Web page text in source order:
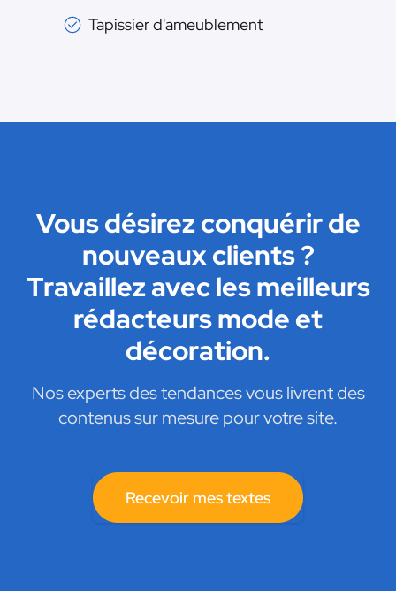
Tapissier d'ameublement
Vous désirez conquérir de
nouveaux clients ?
Travaillez avec les meilleurs
rédacteurs mode et
décoration.
Nos experts des tendances vous livrent des
contenus sur mesure pour votre site.
Recevoir mes textes